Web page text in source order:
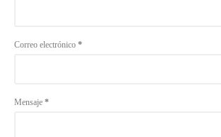
Correo electrónico *
Mensaje *